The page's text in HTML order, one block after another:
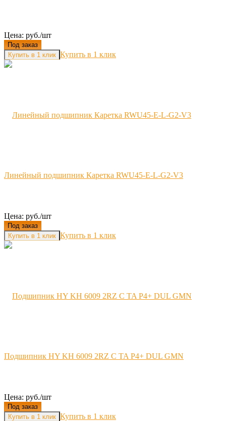
Цена: руб./шт
Под заказ
Купить в 1 клик
Линейный подшипник Каретка RWU45-E-L-G2-V3
Цена: руб./шт
Под заказ
Купить в 1 клик
Подшипник HY KH 6009 2RZ C TA P4+ DUL GMN
Цена: руб./шт
Под заказ
Купить в 1 клик